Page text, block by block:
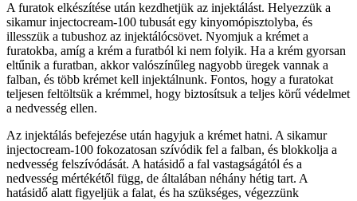
A furatok elkészítése után kezdhetjük az injektálást. Helyezzük a
sikamur injectocream-100 tubusát egy kinyomópisztolyba, és
illesszük a tubushoz az injektálócsövet. Nyomjuk a krémet a
furatokba, amíg a krém a furatból ki nem folyik. Ha a krém gyorsan
eltűnik a furatban, akkor valószínűleg nagyobb üregek vannak a
falban, és több krémet kell injektálnunk. Fontos, hogy a furatokat
teljesen feltöltsük a krémmel, hogy biztosítsuk a teljes körű védelmet
a nedvesség ellen.
Az injektálás befejezése után hagyjuk a krémet hatni. A sikamur
injectocream-100 fokozatosan szívódik fel a falban, és blokkolja a
nedvesség felszívódását. A hatásidő a fal vastagságától és a
nedvesség mértékétől függ, de általában néhány hétig tart. A
hatásidő alatt figyeljük a falat, és ha szükséges, végezzünk